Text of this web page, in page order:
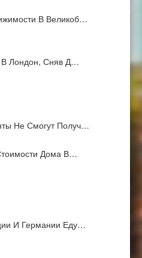
В Великоб…
В Лондон, Сняв Д…
Не Смогут Получ…
Дома В…
И Германии Еду…